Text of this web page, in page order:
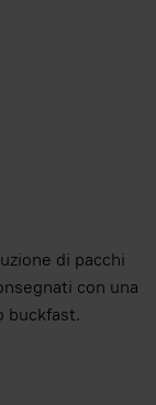
di pacchi
con una
buckfast.